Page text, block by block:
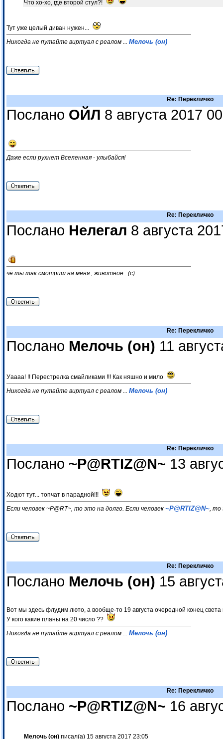
Что хо-хо, где второй стул?!
Тут уже целый диван нужен...
Никогда не путайте виртуал с реалом ... Мелочь (он)
Re: Перекличко
Послано ОЙЛ 8 августа 2017
Даже если рухнет Вселенная - улыбайся!
Re: Перекличко
Послано Нелегал 8 августа
чё ты так смотриш на меня , животное...(с)
Re: Перекличко
Послано Мелочь (он) 11
Уаааа! !! Перестрелка смайликами !!! Как няшно и мило
Никогда не путайте виртуал с реалом ... Мелочь (он)
Re: Перекличко
Послано ~P@RTIZ@N~ 13
Ходют тут... топчат в парадной!!!
Если человек ~P@RT~, то это на долго. Если человек ~P@RTIZ@N~, то
Re: Перекличко
Послано Мелочь (он) 15
Вот мы здесь флудим люто, а вообще-то 19 августа очередной конец света
У кого какие планы на 20 число ??
Никогда не путайте виртуал с реалом ... Мелочь (он)
Re: Перекличко
Послано ~P@RTIZ@N~ 16
Мелочь (он) писал(а) 15 августа 2017 23:05